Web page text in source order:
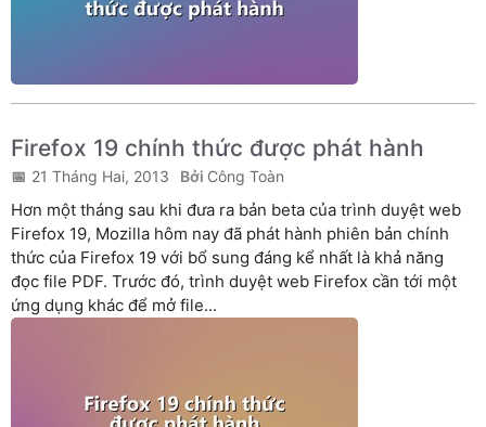
Firefox 19 chính thức được phát hành
21 Tháng Hai, 2013 Công Toàn
Hơn một tháng sau khi đưa ra bản beta của trình duyệt web
Firefox 19, Mozilla hôm nay đã phát hành phiên bản chính
thức của Firefox 19 với bổ sung đáng kể nhất là khả năng
đọc file PDF. Trước đó, trình duyệt web Firefox cần tới một
ứng dụng khác để mở file...